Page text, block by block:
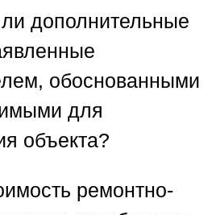
дополнительные
обоснованными
для
объекта?
ремонтно-